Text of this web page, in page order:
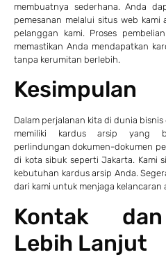
membuatnya sederhana. Anda
pemesanan melalui situs web
pelanggan kami. Proses
memastikan Anda mendapatkan
tanpa kerumitan berlebih.
Kesimpulan
Dalam perjalanan kita di dunia
memiliki kardus arsip yang
perlindungan dokumen-dokumen
di kota sibuk seperti Jakarta. Kami
kebutuhan kardus arsip Anda.
dari kami untuk menjaga kelancaran
Kontak
Lebih Lanjut